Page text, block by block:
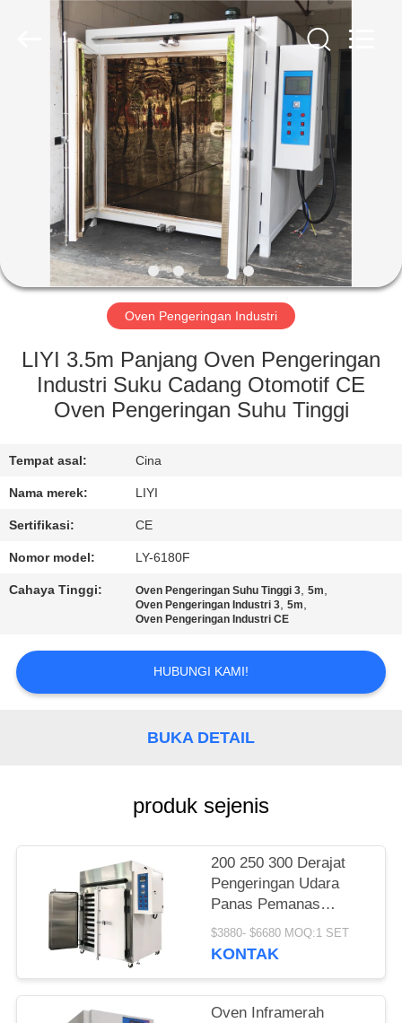
RUMAH
PRODUK
TENTANG
KAMI
TUR
KONTROL
KUALITAS
HUBUNGI
KAMI
PERMINTAAN
PENAWARAN
PRIVACY
Environmental
Oven Pengeringan Industri
LIYI 3.5m Panjang Oven Pengeringan
Industri Suku Cadang Otomotif CE
Oven Pengeringan Suhu Tinggi
Tempat asal: Cina
Nama merek: LIYI
Sertifikasi: CE
Nomor model: LY-6180F
Cahaya Tinggi: Oven Pengeringan Suhu Tinggi 3,5m,
Oven Pengeringan Industri 3,5m,
Oven Pengeringan Industri CE
HUBUNGI KAMI!
BUKA DETAIL
produk sejenis
200 250 300 Derajat
Pengeringan Udara
Panas Pemanas
Sirkulasi Listrik
Industri
$3880- $6680 MOQ:1 SET
KONTAK
Oven Inframerah